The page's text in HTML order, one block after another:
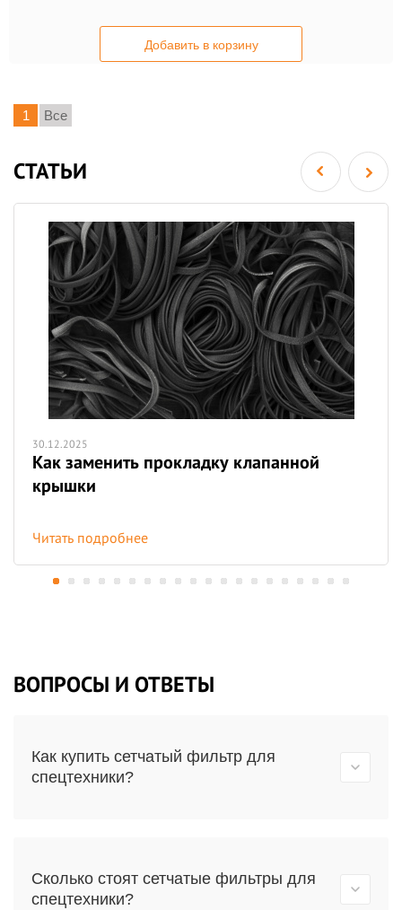
Добавить в корзину
1 Все
СТАТЬИ
30.12.2025
Как заменить прокладку клапанной
крышки
Читать подробнее
ВОПРОСЫ И ОТВЕТЫ
Как купить сетчатый фильтр для
спецтехники?
Сколько стоят сетчатые фильтры для
спецтехники?